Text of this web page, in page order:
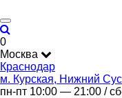
0
Москва
Краснодар
м. Курская, Нижний
пн-пт 10:00 — 21:00 /